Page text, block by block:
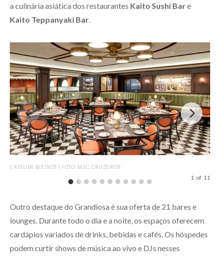
a culinária asiática dos restaurantes Kaito Sushi Bare
Kaito Teppanyaki Bar
L’ATELIER BISTROT | FOTO: MSC CRUZEIROS
1 of 11
Outro destaque do Grandiosa é sua oferta de 21 bares e
lounges. Durante todo o dia e a noite, os espaços oferecem
cardápios variados de drinks, bebidas e cafés. Os hóspedes
podem curtir shows de música ao vivo e DJs nesses